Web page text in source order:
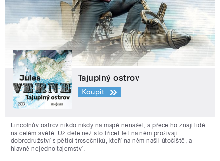
Tajuplný ostrov
Koupit
Lincolnův ostrov nikdo nikdy na mapě nenašel, a přece ho znají lidé
na celém světě. Už déle než sto třicet let na něm prožívají
dobrodružství s pěticí trosečníků, kteří na něm našli útočiště, a
hlavně nejedno tajemství.